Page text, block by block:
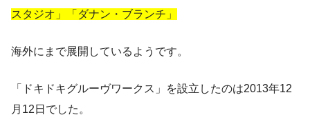
スタジオ」「ダナン・ブランチ」
海外にまで展開しているようです。
「ドキドキグルーヴワークス」を設立したのは2013年12
月12日でした。